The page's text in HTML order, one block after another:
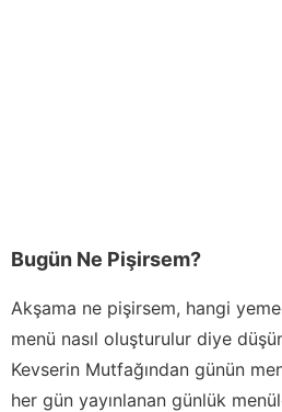
Bugün Ne Pişirsem?
Akşama ne pişirsem, hangi
menü nasıl oluşturulur diye
Kevserin Mutfağından günün
her gün yayınlanan günlük